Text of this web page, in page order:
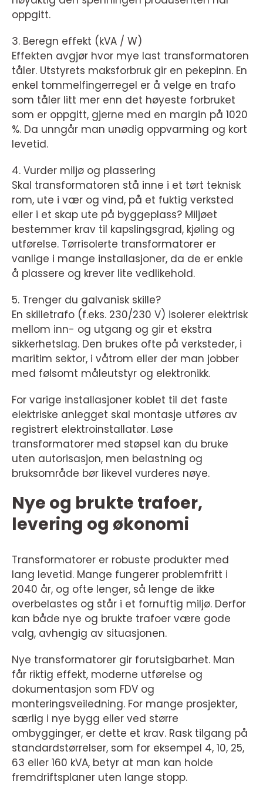
oppgitt.
3. Beregn effekt (kVA / W)
Effekten avgjør hvor mye last transformatoren
tåler. Utstyrets maksforbruk gir en pekepinn. En
enkel tommelfingerregel er å velge en trafo
som tåler litt mer enn det høyeste forbruket
som er oppgitt, gjerne med en margin på 1020
%. Da unngår man unødig oppvarming og kort
levetid.
4. Vurder miljø og plassering
Skal transformatoren stå inne i et tørt teknisk
rom, ute i vær og vind, på et fuktig verksted
eller i et skap ute på byggeplass? Miljøet
bestemmer krav til kapslingsgrad, kjøling og
utførelse. Tørrisolerte transformatorer er
vanlige i mange installasjoner, da de er enkle
å plassere og krever lite vedlikehold.
5. Trenger du galvanisk skille?
En skilletrafo (f.eks. 230/230 V) isolerer elektrisk
mellom inn- og utgang og gir et ekstra
sikkerhetslag. Den brukes ofte på verksteder, i
maritim sektor, i våtrom eller der man jobber
med følsomt måleutstyr og elektronikk.
For varige installasjoner koblet til det faste
elektriske anlegget skal montasje utføres av
registrert elektroinstallatør. Løse
transformatorer med støpsel kan du bruke
uten autorisasjon, men belastning og
bruksområde bør likevel vurderes nøye.
Nye og brukte trafoer,
levering og økonomi
Transformatorer er robuste produkter med
lang levetid. Mange fungerer problemfritt i
2040 år, og ofte lenger, så lenge de ikke
overbelastes og står i et fornuftig miljø. Derfor
kan både nye og brukte trafoer være gode
valg, avhengig av situasjonen.
Nye transformatorer gir forutsigbarhet. Man
får riktig effekt, moderne utførelse og
dokumentasjon som FDV og
monteringsveiledning. For mange prosjekter,
særlig i nye bygg eller ved større
ombygginger, er dette et krav. Rask tilgang på
standardstørrelser, som for eksempel 4, 10, 25,
63 eller 160 kVA, betyr at man kan holde
fremdriftsplaner uten lange stopp.